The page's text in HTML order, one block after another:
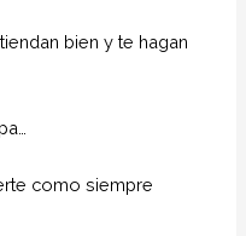
bien y te hagan
como siempre